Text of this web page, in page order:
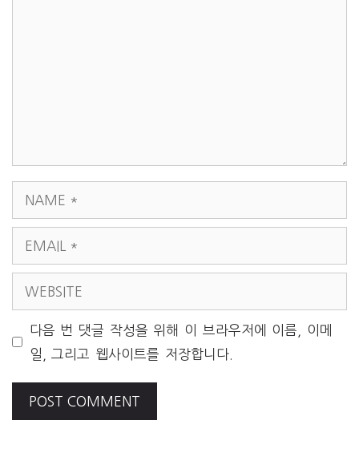
NAME
EMAIL
WEBSITE
다음 번 댓글 작성을 위해 이 브라우저에 이름, 이메
일, 그리고 웹사이트를 저장합니다.